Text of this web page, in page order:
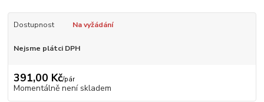
Dostupnost Na vyžádání
Nejsme plátci DPH
391,00 Kč/pár
Momentálně není skladem